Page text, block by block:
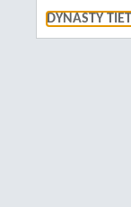
DYNASTY